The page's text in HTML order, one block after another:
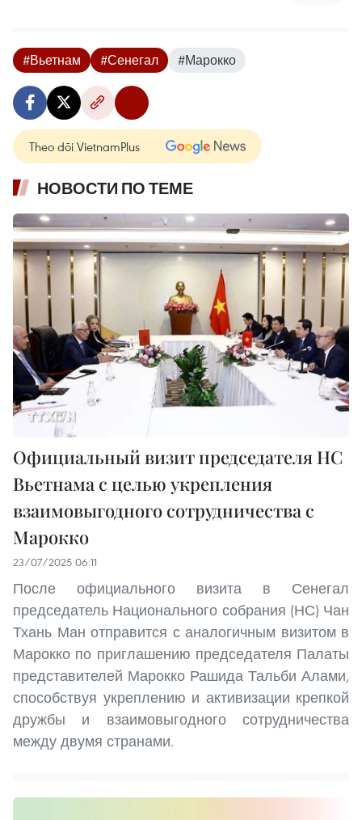
#Вьетнам #Сенегал #Марокко
Theo dõi VietnamPlus
НОВОСТИ ПО ТЕМЕ
Официальный визит председателя НС
Вьетнама с целью укрепления
взаимовыгодного сотрудничества с
Марокко
23/07/2025 06:11
После официального визита в Сенегал
председатель Национального собрания (НС) Чан
Тхань Ман отправится с аналогичным визитом в
Марокко по приглашению председателя Палаты
представителей Марокко Рашида Тальби Алами,
способствуя укреплению и активизации крепкой
дружбы и взаимовыгодного сотрудничества
между двумя странами.